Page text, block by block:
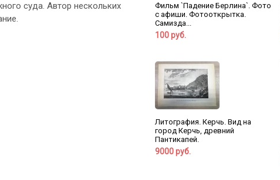
суда. Автор нескольких
Фильм `Падение Берлина`. Фото
с афиши. Фотооткрытка.
Самизда...
100 руб.
Литография. Керчь. Вид на
город Керчь, древний
Пантикапей.
9000 руб.